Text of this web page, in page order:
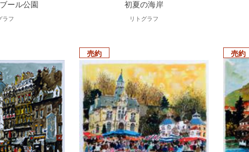
ール公園
ラフ
初夏の海岸
リトグラフ
売約 売約